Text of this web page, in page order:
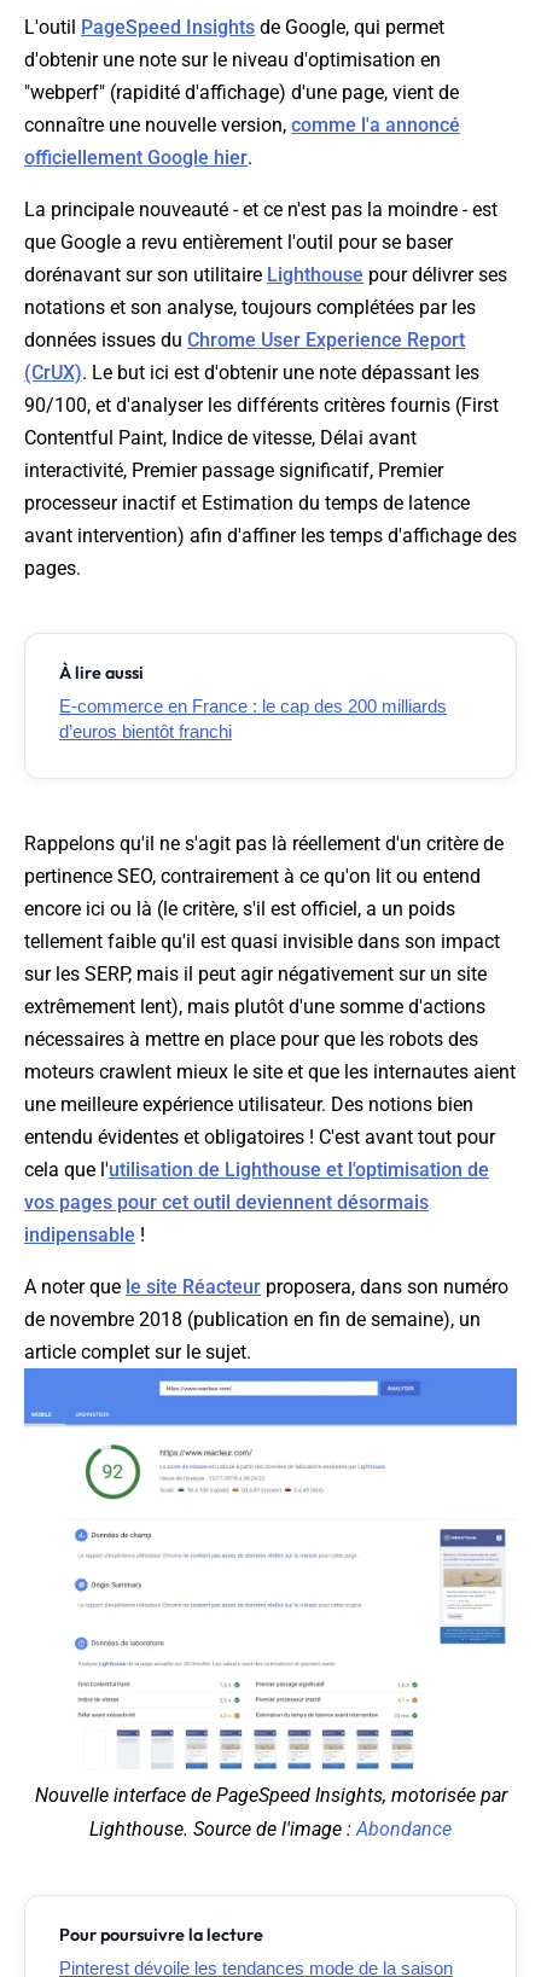
L'outil PageSpeed Insights de Google, qui permet
d'obtenir une note sur le niveau d'optimisation en
"webperf" (rapidité d'affichage) d'une page, vient de
connaître une nouvelle version, comme l'a annoncé
officiellement Google hier.
La principale nouveauté - et ce n'est pas la moindre - est
que Google a revu entièrement l'outil pour se baser
dorénavant sur son utilitaire Lighthouse pour délivrer ses
notations et son analyse, toujours complétées par les
données issues du Chrome User Experience Report
(CrUX). Le but ici est d'obtenir une note dépassant les
90/100, et d'analyser les différents critères fournis (First
Contentful Paint, Indice de vitesse, Délai avant
interactivité, Premier passage significatif, Premier
processeur inactif et Estimation du temps de latence
avant intervention) afin d'affiner les temps d'affichage des
pages.
À lire aussi
E-commerce en France : le cap des 200 milliards
d’euros bientôt franchi
Rappelons qu'il ne s'agit pas là réellement d'un critère de
pertinence SEO, contrairement à ce qu'on lit ou entend
encore ici ou là (le critère, s'il est officiel, a un poids
tellement faible qu'il est quasi invisible dans son impact
sur les SERP, mais il peut agir négativement sur un site
extrêmement lent), mais plutôt d'une somme d'actions
nécessaires à mettre en place pour que les robots des
moteurs crawlent mieux le site et que les internautes aient
une meilleure expérience utilisateur. Des notions bien
entendu évidentes et obligatoires ! C'est avant tout pour
cela que l'utilisation de Lighthouse et l'optimisation de
vos pages pour cet outil deviennent désormais
indipensable !
A noter que le site Réacteur proposera, dans son numéro
de novembre 2018 (publication en fin de semaine), un
article complet sur le sujet.
Nouvelle interface de PageSpeed Insights, motorisée par
Lighthouse. Source de l'image :Abondance
Pour poursuivre la lecture
Pinterest dévoile les tendances mode de la saison